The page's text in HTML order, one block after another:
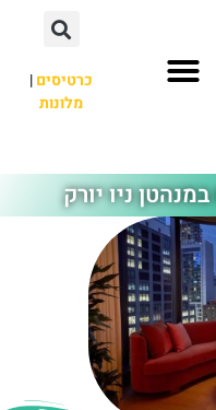
כרטיסים|
מלונות
ניו יורק